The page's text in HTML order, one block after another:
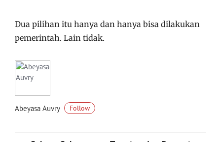
Dua pilihan itu hanya dan hanya bisa dilakukan
pemerintah. Lain tidak.
Abeyasa Auvry Follow